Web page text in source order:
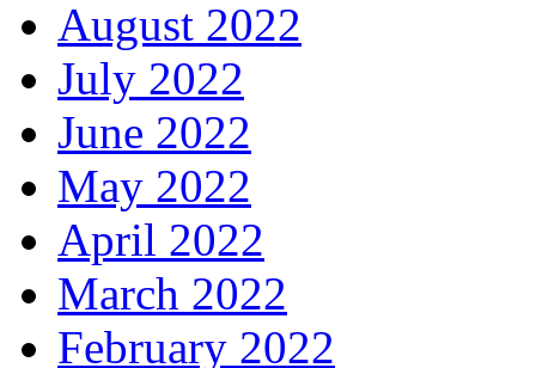
August 2022
July 2022
June 2022
May 2022
April 2022
March 2022
February 2022